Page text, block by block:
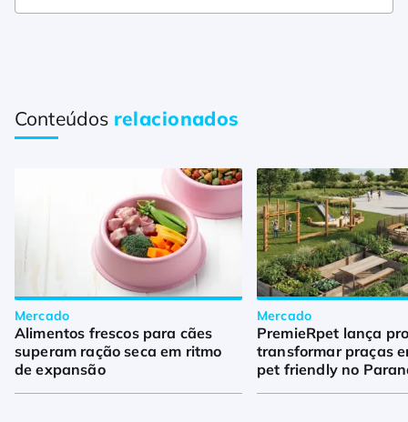
Conteúdos relacionados
Mercado
Alimentos frescos para cães
superam ração seca em ritmo
de expansão
Mercado
PremieRpet lança
transformar praças
pet friendly no